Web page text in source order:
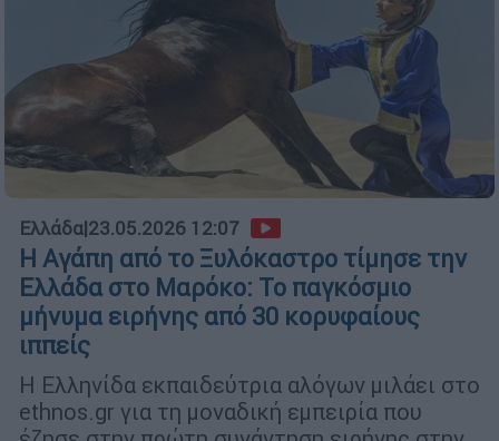
Ελλάδα|23.05.2026 12:07
Η Αγάπη από το Ξυλόκαστρο τίμησε την
Ελλάδα στο Μαρόκο: Το παγκόσμιο
μήνυμα ειρήνης από 30 κορυφαίους
ιππείς
Η Ελληνίδα εκπαιδεύτρια αλόγων μιλάει στο
ethnos.gr για τη μοναδική εμπειρία που